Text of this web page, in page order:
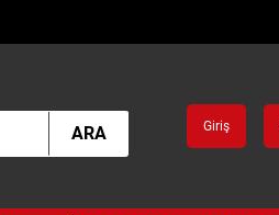
ARA Giriş